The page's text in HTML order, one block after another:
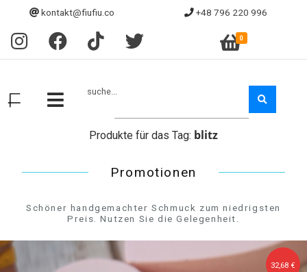
kontakt@fiufiu.co +48 796 220 996
0
suche...
Produkte für das Tag: blitz
Promotionen
Schöner handgemachter Schmuck zum niedrigsten
Preis. Nutzen Sie die Gelegenheit.
32,68 €